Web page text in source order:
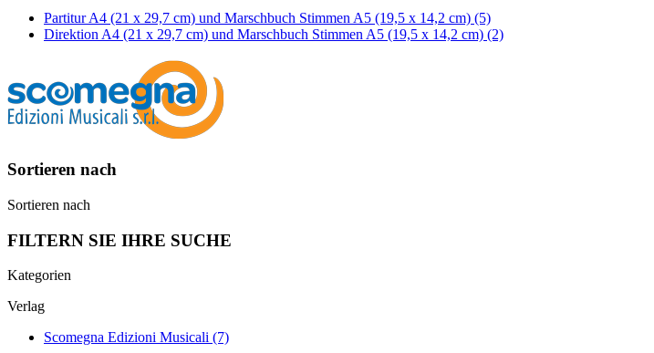
Partitur A4 (21 x 29,7 cm) und Marschbuch Stimmen A5 (19,5 x 14,2 cm) (5)
Direktion A4 (21 x 29,7 cm) und Marschbuch Stimmen A5 (19,5 x 14,2 cm) (2)
Sortieren nach
Sortieren nach
FILTERN SIE IHRE SUCHE
Kategorien
Verlag
Scomegna Edizioni Musicali (7)